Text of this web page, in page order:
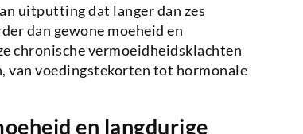
uitputting dat langer dan zes
dan gewone moeheid en
chronische vermoeidheidsklachten
van voedingstekorten tot hormonale
en langdurige